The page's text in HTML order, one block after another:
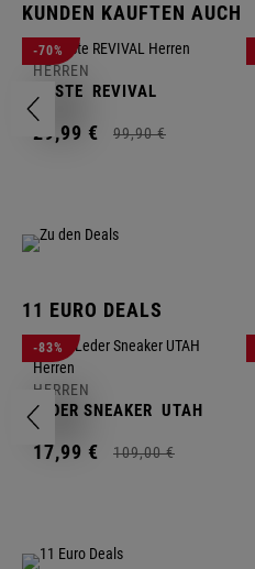
KUNDEN KAUFTEN AUCH
-70%
HERREN
WESTE REVIVAL
29,99 € 99,90 €
11 EURO DEALS
-83%
HERREN
LEDER SNEAKER UTAH
17,99 € 109,00 €